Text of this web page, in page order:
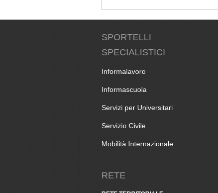
SPORTELLI
SPECIALISTICI
Informalavoro
Informascuola
Servizi per Universitari
Servizio Civile
Mobilità Internazionale
RETE